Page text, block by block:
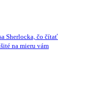
Sherlocka, čo čítať
na mieru vám